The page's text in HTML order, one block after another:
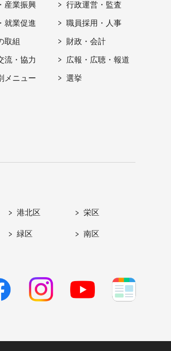
産業振興
就業促進
取組
流・協力
メニュー
行政運営・監査
職員採用・人事
財政・会計
広報・広聴・報道
選挙
港北区 栄区
緑区 南区